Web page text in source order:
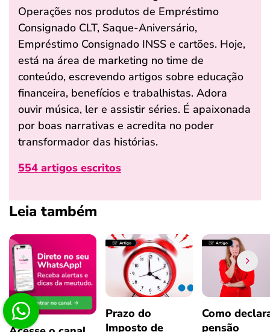
Operações nos produtos de Empréstimo
Consignado CLT, Saque-Aniversário,
Empréstimo Consignado INSS e cartões. Hoje,
está na área de marketing no time de
conteúdo, escrevendo artigos sobre educação
financeira, benefícios e trabalhistas. Adora
ouvir música, ler e assistir séries. É apaixonada
por boas narrativas e acredita no poder
transformador das histórias.
554 artigos escritos
Leia também
Prazo do
Imposto de
Como
pensão